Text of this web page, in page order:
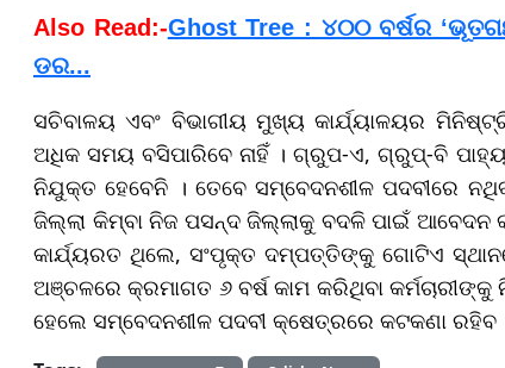
Also Read:-Ghost Tree : ୪୦୦ ବର୍ଷର
ଡର...
ସଚିବାଳୟ ଏବଂ ବିଭାଗୀୟ ମୁଖ୍ୟ କାର୍ଯ୍ୟାଳୟର
ଅଧିକ ସମୟ ବସିପାରିବେ ନାହିଁ । ଗ୍ରୁପ-ଏ, ଗ୍ରୁପ୍-ବି
ନିଯୁକ୍ତ ହେବେନି । ତେବେ ସମ୍ବେଦନଶୀଳ ପଦବୀରେ
ଜିଲ୍ଲା କିମ୍ବା ନିଜ ପସନ୍ଦ ଜିଲ୍ଲାକୁ ବଦଳି ପାଇଁ ଆବେଦନ
କାର୍ଯ୍ୟରତ ଥିଲେ, ସଂପୃକ୍ତ ଦମ୍ପତ୍ତିଙ୍କୁ ଗୋଟିଏ
ଅଞ୍ଚଳରେ କ୍ରମାଗତ ୬ ବର୍ଷ କାମ କରିଥିବା
ହେଲେ ସମ୍ବେଦନଶୀଳ ପଦବୀ କ୍ଷେତ୍ରରେ କଟକଣା ରହିବ